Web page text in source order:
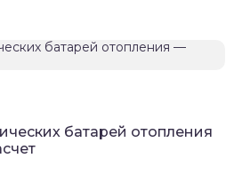
батарей отопления